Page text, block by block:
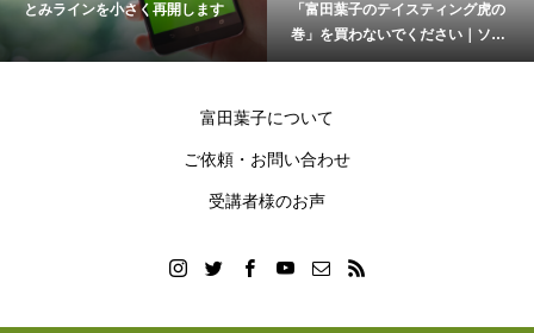
とみラインを小さく再開します
「富田葉子のテイスティング虎の
巻」を買わないでください｜ソム
リエ・ワインエキスパート試験
富田葉子について
ご依頼・お問い合わせ
受講者様のお声